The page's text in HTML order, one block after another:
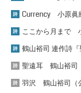
詩 Currency 小原眞
詩 ここから月まで
詩 鶴山裕司 連作詩『
詩 聖遠耳 鶴山裕司
詩 羽沢 鶴山裕司（